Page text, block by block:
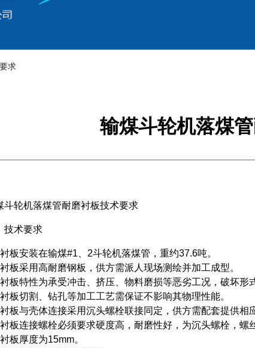
求
输煤斗轮机落煤
斗轮机落煤管耐磨衬板技术要求
技术要求
板安装在输煤#1、2斗轮机落煤管，重约37.6吨。
板采用高耐磨钢板，供方需派人现场测绘并加工成型。
板特性为承受冲击、挤压、物料磨损等恶劣工况，破坏形
板切割、钻孔等加工工艺需保证不影响其物理性能。
板与壳体连接采用沉头螺栓联接同定，供方需配套提供相
板连接螺栓必须要求硬度高，耐磨性好，为沉头螺栓，螺
板厚度为15mm。